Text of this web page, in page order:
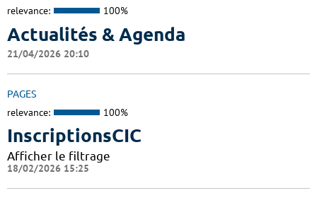
relevance: 100%
Actualités & Agenda
21/04/2026 20:10
PAGES
relevance: 100%
InscriptionsCIC
Afficher le filtrage
18/02/2026 15:25